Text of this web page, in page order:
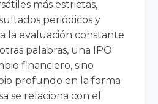
más estrictas,
periódicos y
la evaluación constante
palabras, una IPO
financiero, sino
profundo en la forma
se relaciona con el